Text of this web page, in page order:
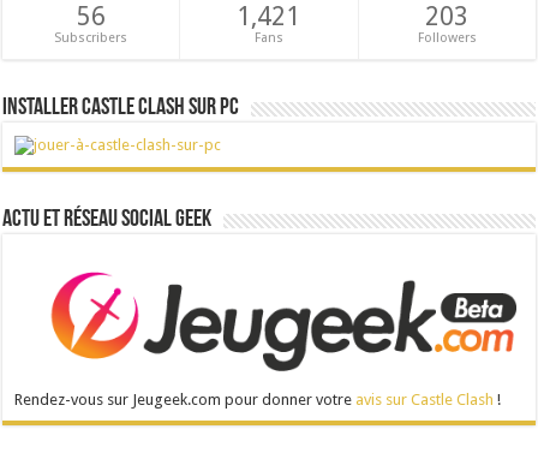
56
Subscribers
1,421
Fans
203
Followers
Installer Castle Clash sur PC
Actu et réseau social Geek
Rendez-vous sur Jeugeek.com pour donner votre avis sur Castle Clash !